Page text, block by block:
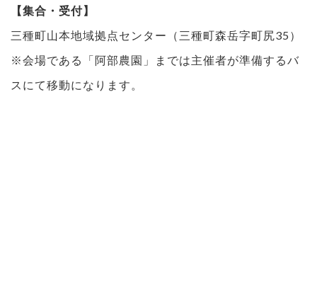
【集合・受付】
三種町山本地域拠点センター（三種町森岳字町尻35）
※会場である「阿部農園」までは主催者が準備するバ
スにて移動になります。